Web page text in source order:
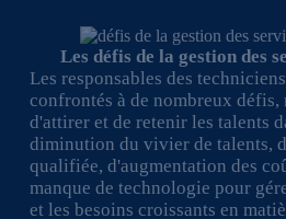
Les défis de la gestion des
Les responsables des
confrontés à de nombreux défis,
d'attirer et de retenir les talents
diminution du vivier de talents,
qualifiée, d'augmentation des
manque de technologie pour
et les besoins croissants en